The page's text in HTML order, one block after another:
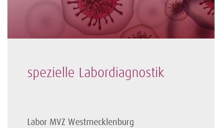
spezielle Labordiagnostik
Labor MVZ Westmecklenburg